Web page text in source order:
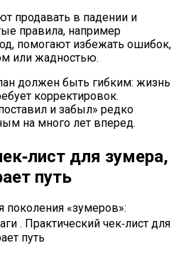
продавать в падении и
правила, например
помогают избежать ошибок,
или жадностью.
должен быть гибким: жизнь
корректировок.
и забыл» редко
на много лет вперед.
для зумера,
путь